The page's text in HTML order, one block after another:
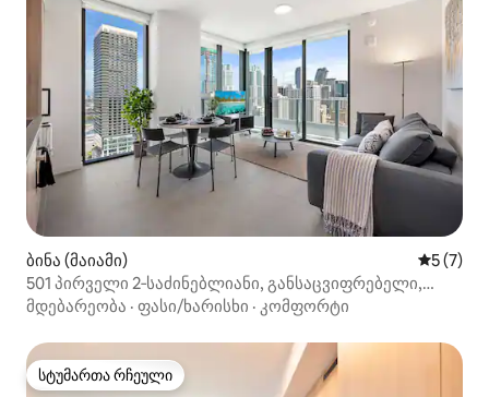
ბინა (მაიამი)
5 (7)
501 პირველი 2‑საძინებლიანი, განსაცვიფრებელი,
ოკეანის ხედით, კუთხის, აივნით
მდებარეობა · ფასი/ხარისხი · კომფორტი
სტუმართა რჩეული
სტუმართა რჩეული